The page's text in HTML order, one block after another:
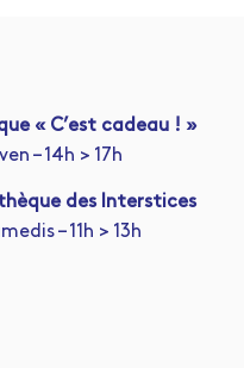
« C’est cadeau ! »
– 14h > 17h
des Interstices
– 11h > 13h